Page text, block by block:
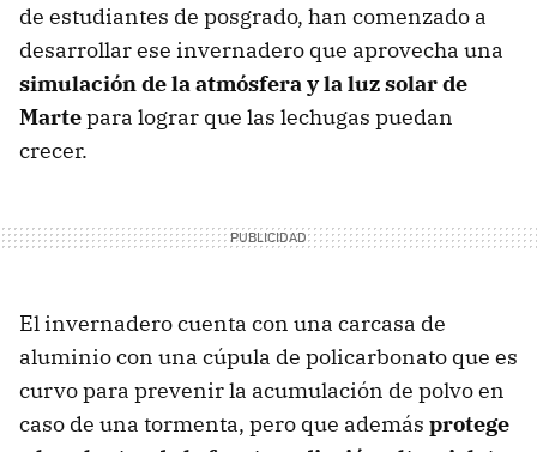
de estudiantes de posgrado, han comenzado a
desarrollar ese invernadero que aprovecha una
simulación de la atmósfera y la luz solar de
Martepara lograr que las lechugas puedan
crecer.
El invernadero cuenta con una carcasa de
aluminio con una cúpula de policarbonato que es
curvo para prevenir la acumulación de polvo en
caso de una tormenta, pero que además protege